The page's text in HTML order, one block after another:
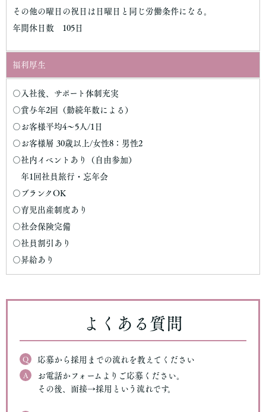
その他の曜日の祝日は日曜日と同じ労働条件になる。
年間休日数 105日
福利厚生
〇入社後、サポート体制充実
〇賞与年2回（勤続年数による）
〇お客様平均4～5人/1日
〇お客様層 30歳以上/女性8：男性2
〇社内イベントあり（自由参加）
年1回社員旅行・忘年会
〇ブランクOK
〇育児出産制度あり
〇社会保険完備
〇社員割引あり
〇昇給あり
よくある質問
Q 応募から採用までの流れを教えてください
A
お電話かフォームよりご応募ください。
その後、面接→採用という流れです。